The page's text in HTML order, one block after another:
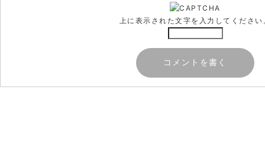
上に表示された文字を入力してください